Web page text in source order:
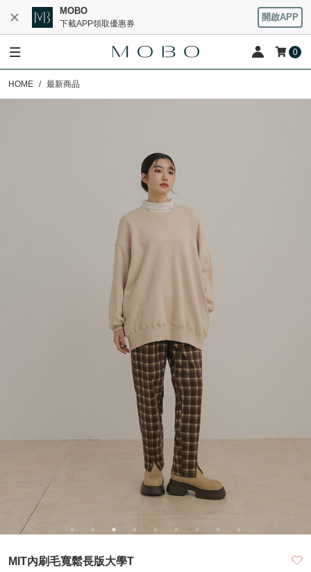
MOBO
下載APP領取優惠券
開啟APP
0
HOME 最新商品
MIT內刷毛寬鬆長版大學T